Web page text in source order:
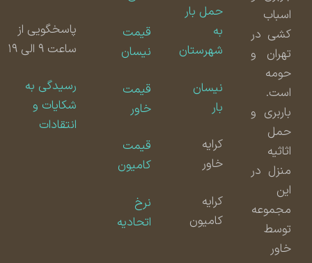
اسباب
کشی در
تهران و
حومه
است.
باربری و
حمل
اثاثیه
منزل در
مجموعه
توسط
حمل بار
شهرستان
نیسان
کامیون
قیمت
نیسان
قیمت
قیمت
کامیون
اتحادیه
پاسخگویی از
ساعت ۹ الی ۱۹
رسیدگی به
شکایات و
انتقادات